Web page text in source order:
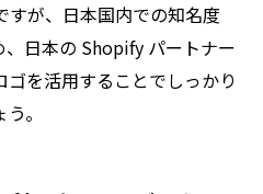
が、日本国内での知名度
日本の Shopify パートナー
を活用することでしっかり
。